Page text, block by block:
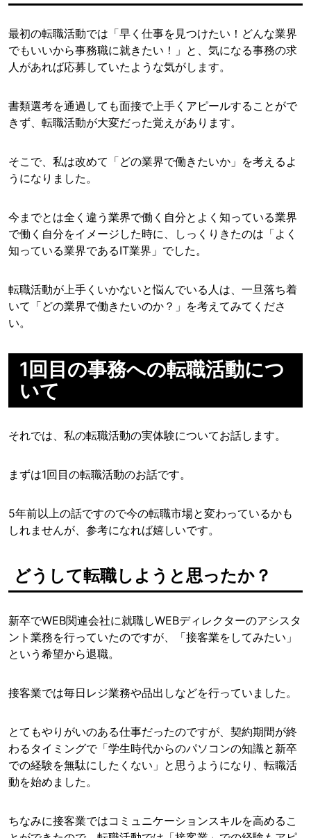
最初の転職活動では「早く仕事を見つけたい！どんな業界
でもいいから事務職に就きたい！」と、気になる事務の求
人があれば応募していたような気がします。
書類選考を通過しても面接で上手くアピールすることがで
きず、転職活動が大変だった覚えがあります。
そこで、私は改めて「どの業界で働きたいか」を考えるよ
うになりました。
今までとは全く違う業界で働く自分とよく知っている業界
で働く自分をイメージした時に、しっくりきたのは「よく
知っている業界であるIT業界」でした。
転職活動が上手くいかないと悩んでいる人は、一旦落ち着
いて「どの業界で働きたいのか？」を考えてみてくださ
い。
1回目の事務への転職活動につ
いて
それでは、私の転職活動の実体験についてお話します。
まずは1回目の転職活動のお話です。
5年前以上の話ですので今の転職市場と変わっているかも
しれませんが、参考になれば嬉しいです。
どうして転職しようと思ったか？
新卒でWEB関連会社に就職しWEBディレクターのアシスタ
ント業務を行っていたのですが、「接客業をしてみたい」
という希望から退職。
接客業では毎日レジ業務や品出しなどを行っていました。
とてもやりがいのある仕事だったのですが、契約期間が終
わるタイミングで「学生時代からのパソコンの知識と新卒
での経験を無駄にしたくない」と思うようになり、転職活
動を始めました。
ちなみに接客業ではコミュニケーションスキルを高めるこ